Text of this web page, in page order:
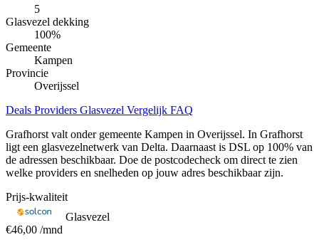
5
Glasvezel dekking
100%
Gemeente
Kampen
Provincie
Overijssel
Deals Providers Glasvezel Vergelijk FAQ
Grafhorst valt onder gemeente Kampen in Overijssel. In Grafhorst
ligt een glasvezelnetwerk van Delta. Daarnaast is DSL op 100% van
de adressen beschikbaar. Doe de postcodecheck om direct te zien
welke providers en snelheden op jouw adres beschikbaar zijn.
Prijs-kwaliteit
Glasvezel
€46,00 /mnd